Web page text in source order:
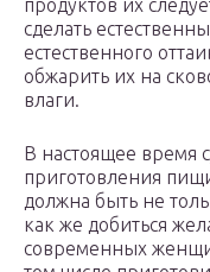
продуктов их
сделать
естественного
обжарить их на
влаги.
В настоящее время
приготовления
должна быть не
как же добиться
современных